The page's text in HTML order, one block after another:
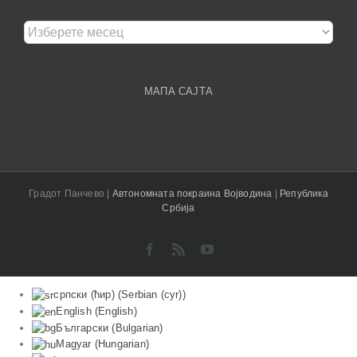
Архива
чланака
МАПА САЈТА
Градот Панчево | Aвтономната покраина Војводина
Република
Србија
Facebook
Rss YouTube
српски (ћир)(Serbian (cyr))
English(English)
Български (Bulgarian)
Magyar (Hungarian)